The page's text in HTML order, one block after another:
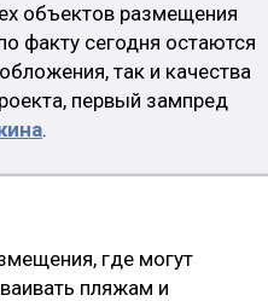
объектов размещения
факту сегодня остаются
так и качества
первый зампред
.
где могут
пляжам и